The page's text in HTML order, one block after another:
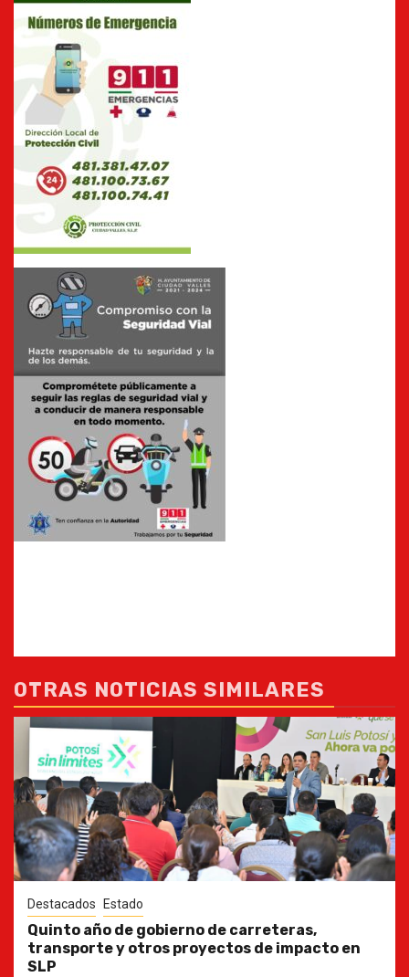
OTRAS NOTICIAS SIMILARES
Destacados Estado
Quinto año de gobierno de carreteras,
transporte y otros proyectos de impacto en
SLP